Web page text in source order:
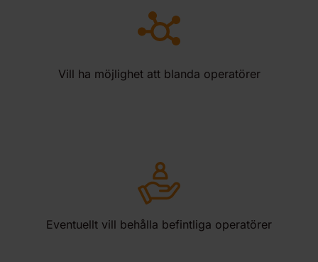
Vill ha möjlighet att blanda operatörer
Eventuellt vill behålla befintliga operatörer